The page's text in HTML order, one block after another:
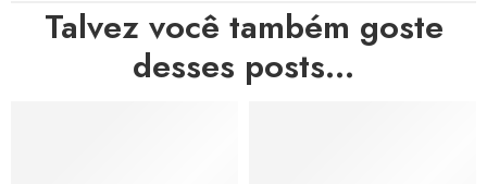
Talvez você também goste
desses posts...